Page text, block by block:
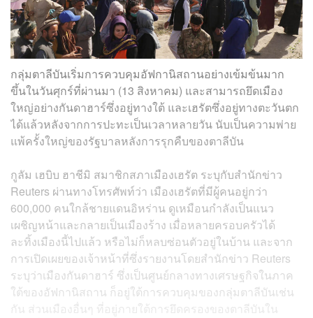
กลุ่มตาลีบันเริ่มการควบคุมอัฟกานิสถานอย่างเข้มข้นมาก
ขึ้นในวันศุกร์ที่ผ่านมา (13 สิงหาคม) และสามารถยึดเมือง
ใหญ่อย่างกันดาฮาร์ซึ่งอยู่ทางใต้ และเฮรัตซึ่งอยู่ทางตะวันตก
ได้แล้วหลังจากการปะทะเป็นเวลาหลายวัน นับเป็นความพ่าย
แพ้ครั้งใหญ่ของรัฐบาลหลังการรุกคืบของตาลีบัน
กูลัม เฮบิบ ฮาชีมิ สมาชิกสภาเมืองเฮรัต ระบุกับสำนักข่าว
Reuters ผ่านทางโทรศัพท์ว่า เมืองเฮรัตที่มีผู้คนอยู่กว่า
600,000 คนใกล้ชายแดนอิหร่าน ดูเหมือนกำลังเป็นแนว
เผชิญหน้าและกลายเป็นเมืองร้าง เมื่อหลายครอบครัวได้
ละทิ้งเมืองนี้ไปแล้ว หรือไม่ก็หลบซ่อนตัวอยู่ในบ้าน และจาก
การเปิดเผยของเจ้าหน้าที่ซึ่งรายงานโดยสำนักข่าว Reuters
ระบุว่าเมืองกันดาฮาร์ ซึ่งเป็นศูนย์กลางทางเศรษฐกิจในภาค
ใต้ของอัฟกานิสถาน ก็อยู่ใต้การควบคุมของกลุ่มตาลีบันเช่น
กัน ส่วนเมืองอื่นๆ ที่อยู่ภายใต้การยึดครองของตาลีบันใน